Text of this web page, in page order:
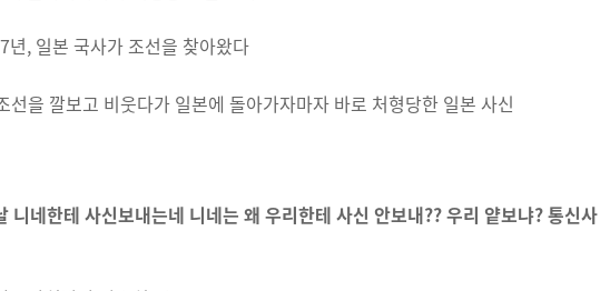
, 일본 국사가 조선을 찾아왔다
니네한테 사신보내는네 니네는 왜 우리한테 사신 안보내?? 우리 얕보냐? 통신사